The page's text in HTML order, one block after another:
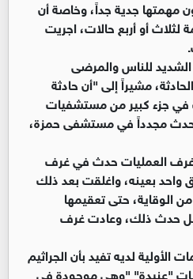
جدية جداً، وخاصة أن
لثلاث أو أربع حالات، اجريت
الشديد للناس والمرضى
مشيراً إلى "أن حادثة
في جزء كبير من مستشفيات
تحدث مجدداً في مستشفى حمزة،
غرف العمليات حدث في غرف
واحد بعينه، واغلقت بعد ذلك
الوقاية، حتى تعقيمها
حدث ذلك، وعادت غرف
الأولية لديه تفيد بأن الجراثيم
"عنيدة" "وهي موجودة في